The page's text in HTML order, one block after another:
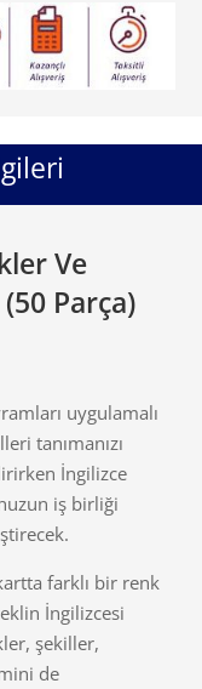
Ve
Parça)
uygulamalı
tanımanızı
İngilizce
iş birliği
farklı bir renk
İngilizcesi
şekiller,
de